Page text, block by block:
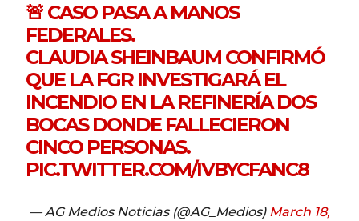
🚨 CASO PASA A MANOS
FEDERALES.
CLAUDIA SHEINBAUM CONFIRMÓ
QUE LA FGR INVESTIGARÁ EL
INCENDIO EN LA REFINERÍA DOS
BOCAS DONDE FALLECIERON
CINCO PERSONAS.
PIC.TWITTER.COM/IVBYCFANC8
— AG Medios Noticias (@AG_Medios) March 18,